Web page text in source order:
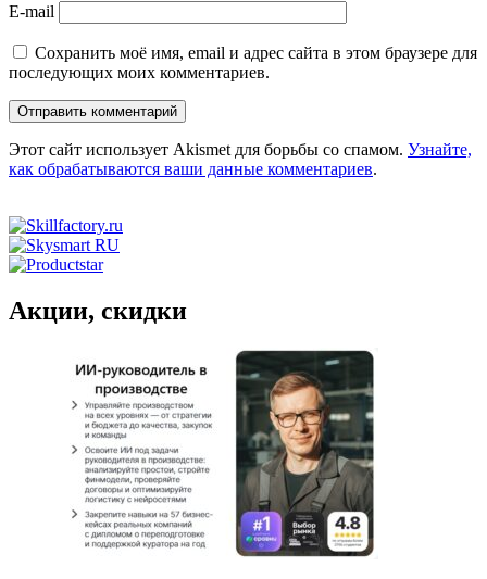
E-mail
Сохранить моё имя, email и адрес сайта в этом браузере для
последующих моих комментариев.
Этот сайт использует Akismet для борьбы со спамом. Узнайте,
как обрабатываются ваши данные комментариев.
Акции, скидки